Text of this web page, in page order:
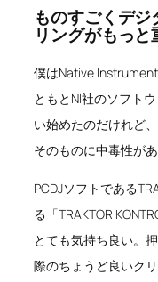
ものすごくデ
リングがもっ
僕はNative
ともとNI社のソフト
い始めたのだけれど
そのものに中毒性が
PCDJソフトである
る「TRAKTOR
とても気持ち良い。
際のちょうど良いク